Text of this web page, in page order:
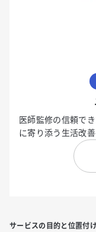
医師監修の信頼で
に寄り添う生活改
サービスの目的と位置付け